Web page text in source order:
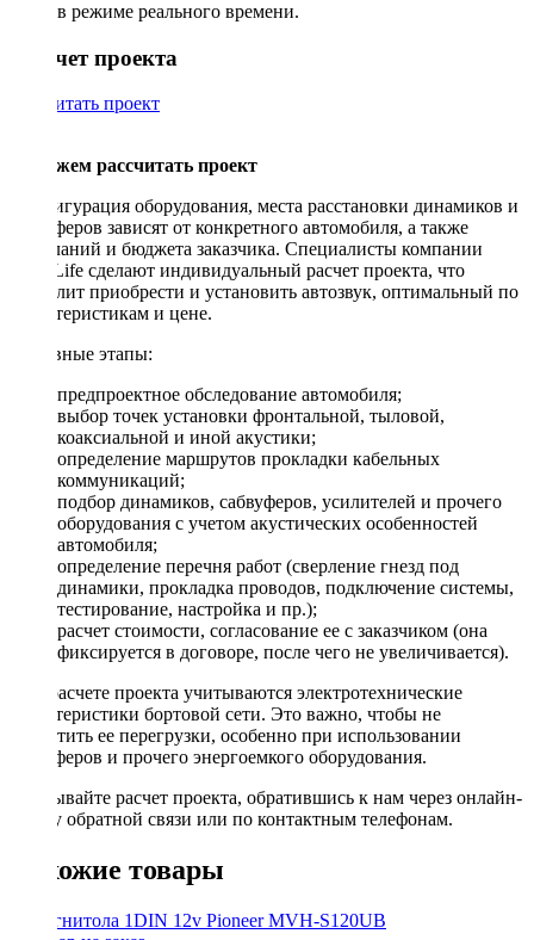
в режиме реального времени.
Рассчет проекта
Рассчитать проект
Поможем рассчитать проект
Конфигурация оборудования, места расстановки динамиков и
сабвуферов зависят от конкретного автомобиля, а также
пожеланий и бюджета заказчика. Специалисты компании
DriveLife сделают индивидуальный расчет проекта, что
позволит приобрести и установить автозвук, оптимальный по
характеристикам и цене.
Основные этапы:
предпроектное обследование автомобиля;
выбор точек установки фронтальной, тыловой,
коаксиальной и иной акустики;
определение маршрутов прокладки кабельных
коммуникаций;
подбор динамиков, сабвуферов, усилителей и прочего
оборудования с учетом акустических особенностей
автомобиля;
определение перечня работ (сверление гнезд под
динамики, прокладка проводов, подключение системы,
тестирование, настройка и пр.);
расчет стоимости, согласование ее с заказчиком (она
фиксируется в договоре, после чего не увеличивается).
При расчете проекта учитываются электротехнические
характеристики бортовой сети. Это важно, чтобы не
допустить ее перегрузки, особенно при использовании
сабвуферов и прочего энергоемкого оборудования.
Заказывайте расчет проекта, обратившись к нам через онлайн-
форму обратной связи или по контактным телефонам.
Похожие товары